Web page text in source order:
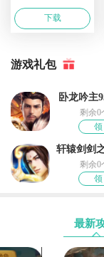
下载
游戏礼包
卧龙吟主
剩余0
领
剩余0
领
最新